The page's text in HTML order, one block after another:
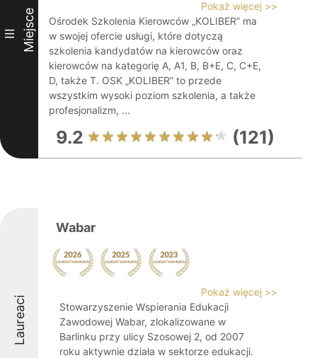
III Miejsce
Pokaż więcej >>
Ośrodek Szkolenia Kierowców „KOLIBER” ma
w swojej ofercie usługi, które dotyczą
szkolenia kandydatów na kierowców oraz
kierowców na kategorię A, A1, B, B+E, C, C+E,
D, także T. OSK „KOLIBER” to przede
wszystkim wysoki poziom szkolenia, a także
profesjonalizm, ...
9.2 (121)
Laureaci
Wabar
Pokaż więcej >>
Stowarzyszenie Wspierania Edukacji
Zawodowej Wabar, zlokalizowane w
Barlinku przy ulicy Szosowej 2, od 2007
roku aktywnie działa w sektorze edukacji.